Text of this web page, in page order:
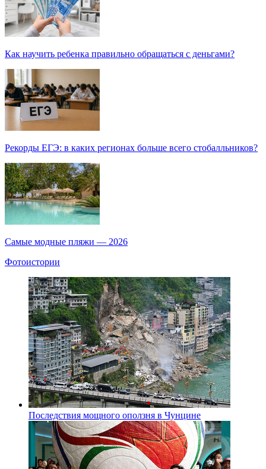
Как научить ребенка правильно обращаться с деньгами?
Рекорды ЕГЭ: в каких регионах больше всего стобалльников?
Самые модные пляжи — 2026
Фотоистории
Последствия мощного оползня в Чунцине